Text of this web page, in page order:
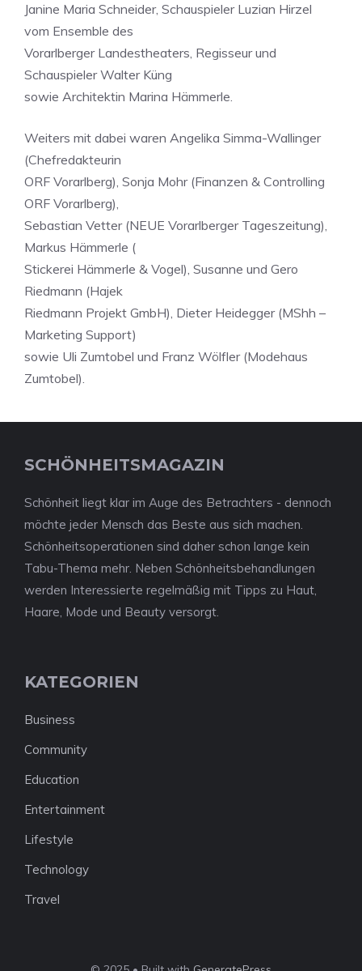
Janine Maria Schneider, Schauspieler Luzian Hirzel
vom Ensemble des
Vorarlberger Landestheaters, Regisseur und
Schauspieler Walter Küng
sowie Architektin Marina Hämmerle.
Weiters mit dabei waren Angelika Simma-Wallinger
(Chefredakteurin
ORF Vorarlberg), Sonja Mohr (Finanzen & Controlling
ORF Vorarlberg),
Sebastian Vetter (NEUE Vorarlberger Tageszeitung),
Markus Hämmerle (
Stickerei Hämmerle & Vogel), Susanne und Gero
Riedmann (Hajek
Riedmann Projekt GmbH), Dieter Heidegger (MShh –
Marketing Support)
sowie Uli Zumtobel und Franz Wölfler (Modehaus
Zumtobel).
SCHÖNHEITSMAGAZIN
Schönheit liegt klar im Auge des Betrachters - dennoch
möchte jeder Mensch das Beste aus sich machen.
Schönheitsoperationen sind daher schon lange kein
Tabu-Thema mehr. Neben Schönheitsbehandlungen
werden Interessierte regelmäßig mit Tipps zu Haut,
Haare, Mode und Beauty versorgt.
KATEGORIEN
Business
Community
Education
Entertainment
Lifestyle
Technology
Travel